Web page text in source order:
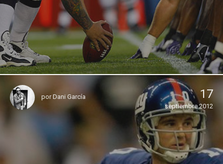
porDani García 17
septiembre 2012